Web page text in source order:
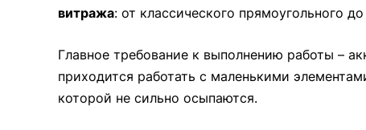
витража: от классического прямоугольного
Главное требование к выполнению работы –
приходится работать с маленькими
которой не сильно осыпаются.